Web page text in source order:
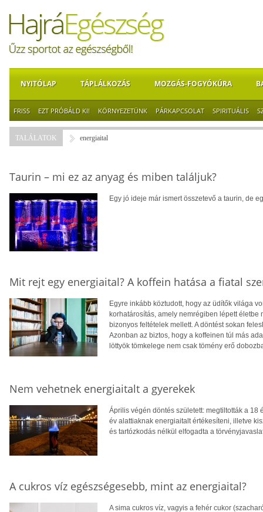
NYITÓLAP TÁPLÁLKOZÁS MOZGÁS-FOGYÓKÚRA
FRISS EZT PRÓBÁLD KI! KÖRNYEZETÜNK PÁRKAPCSOLAT SPIRITUÁLIS
TALÁLATOK energiaital
Taurin – mi ez az anyag és miben találjuk?
Egy jó ideje már ismert összetevő a taurin, de
Mit rejt egy energiaital? A koffein hatása a fiatal
Egyre inkább köztudott, hogy az üdítők világa
korhatárosítás, amely nemrégiben lépett
bizonyos feltételek mellett. A döntést sokan
Azonban az biztos, hogy a koffeinen túl más
löttyök tömkelege nem csak tömény erő
Nem vehetnek energiaitalt a gyerekek
Április végén döntés született: megtiltották a
év alattiaknak energiaitalt értékesíteni, illetve
és tartózkodás nélkül elfogadta a
A cukros víz egészségesebb, mint az energiaital?
A sima cukros víz, vagyis a fehér cukor